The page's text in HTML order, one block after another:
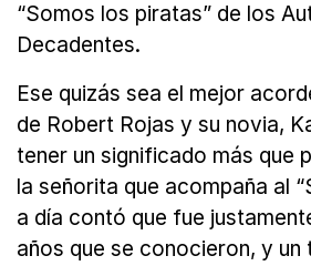
“Somos los piratas” de los
Decadentes.
Ese quizás sea el mejor
de Robert Rojas y su novia,
tener un significado más que
la señorita que acompaña al
a día contó que fue
años que se conocieron, y un